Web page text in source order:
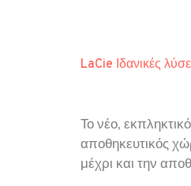
LaCie Ιδανικές
Το νέο,
αποθηκευτικός
μέχρι και την